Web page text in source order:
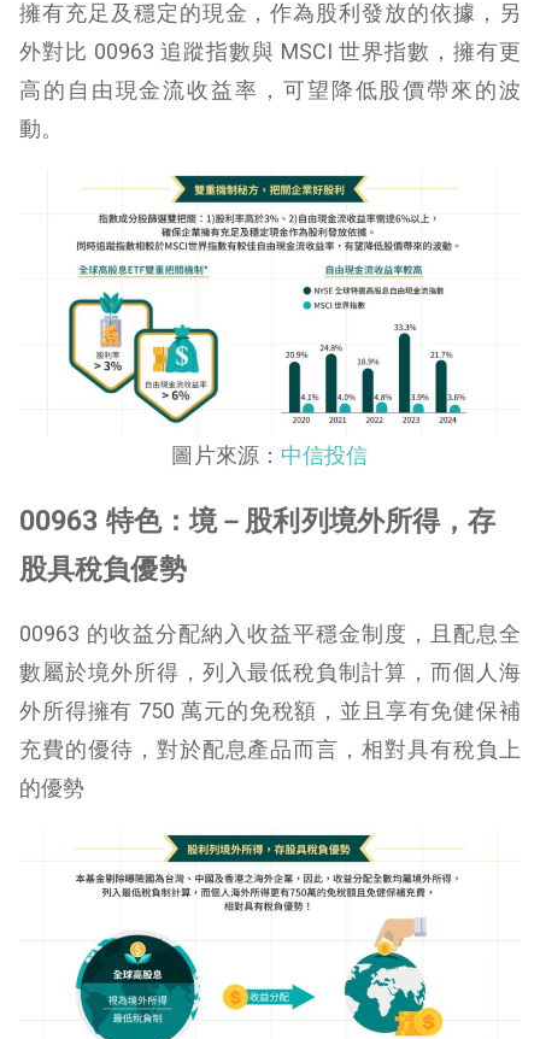
擁有充足及穩定的現金，作為股利發放的依據，另
外對比 00963 追蹤指數與 MSCI 世界指數，擁有更
高的自由現金流收益率，可望降低股價帶來的波
動。
圖片來源： 中信投信
00963 特色：境－股利列境外所得，存
股具稅負優勢
00963 的收益分配納入收益平穩金制度，且配息全
數屬於境外所得，列入最低稅負制計算，而個人海
外所得擁有 750 萬元的免稅額，並且享有免健保補
充費的優待，對於配息產品而言，相對具有稅負上
的優勢